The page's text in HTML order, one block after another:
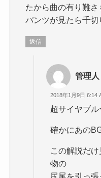
たから曲の有り難
パンツが見たら千切
返信
管理人
2018年1月9日 6:14
超サイヤブル
確かにあの
この解説だ
物の
尻尾を引っ